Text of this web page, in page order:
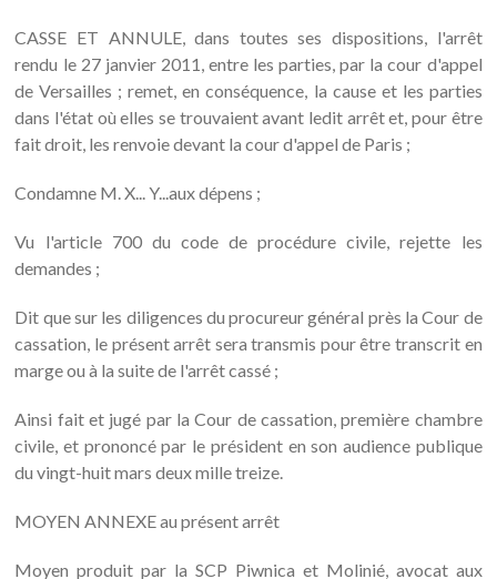
CASSE ET ANNULE, dans toutes ses dispositions, l'arrêt
rendu le 27 janvier 2011, entre les parties, par la cour d'appel
de Versailles ; remet, en conséquence, la cause et les parties
dans l'état où elles se trouvaient avant ledit arrêt et, pour être
fait droit, les renvoie devant la cour d'appel de Paris ;
Condamne M. X... Y...aux dépens ;
Vu l'article 700 du code de procédure civile, rejette les
demandes ;
Dit que sur les diligences du procureur général près la Cour de
cassation, le présent arrêt sera transmis pour être transcrit en
marge ou à la suite de l'arrêt cassé ;
Ainsi fait et jugé par la Cour de cassation, première chambre
civile, et prononcé par le président en son audience publique
du vingt-huit mars deux mille treize.
MOYEN ANNEXE au présent arrêt
Moyen produit par la SCP Piwnica et Molinié, avocat aux